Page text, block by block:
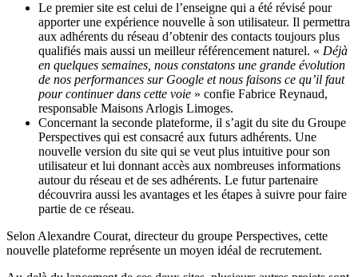
Le premier site est celui de l’enseigne qui a été révisé pour
apporter une expérience nouvelle à son utilisateur. Il permettra
aux adhérents du réseau d’obtenir des contacts toujours plus
qualifiés mais aussi un meilleur référencement naturel. « Déjà
en quelques semaines, nous constatons une grande évolution
de nos performances sur Google et nous faisons ce qu’il faut
pour continuer dans cette voie » confie Fabrice Reynaud,
responsable Maisons Arlogis Limoges.
Concernant la seconde plateforme, il s’agit du site du Groupe
Perspectives qui est consacré aux futurs adhérents. Une
nouvelle version du site qui se veut plus intuitive pour son
utilisateur et lui donnant accès aux nombreuses informations
autour du réseau et de ses adhérents. Le futur partenaire
découvrira aussi les avantages et les étapes à suivre pour faire
partie de ce réseau.
Selon Alexandre Courat, directeur du groupe Perspectives, cette
nouvelle plateforme représente un moyen idéal de recrutement.